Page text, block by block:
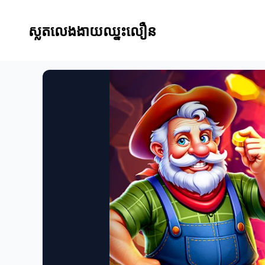
ស្លតលេងងាយឈ្នះលឿន